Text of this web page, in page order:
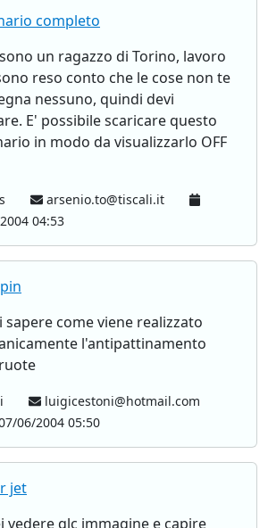
completo
un ragazzo di Torino, lavoro
reso conto che le cose non te
nessuno, quindi devi
E' possibile scaricare questo
in modo da visualizzarlo OFF
arsenio.to@tiscali.it
04:53
sapere come viene realizzato
l'antipattinamento
luigicestoni@hotmail.com
06/2004 05:50
jet
vedere qlc immagine e capire